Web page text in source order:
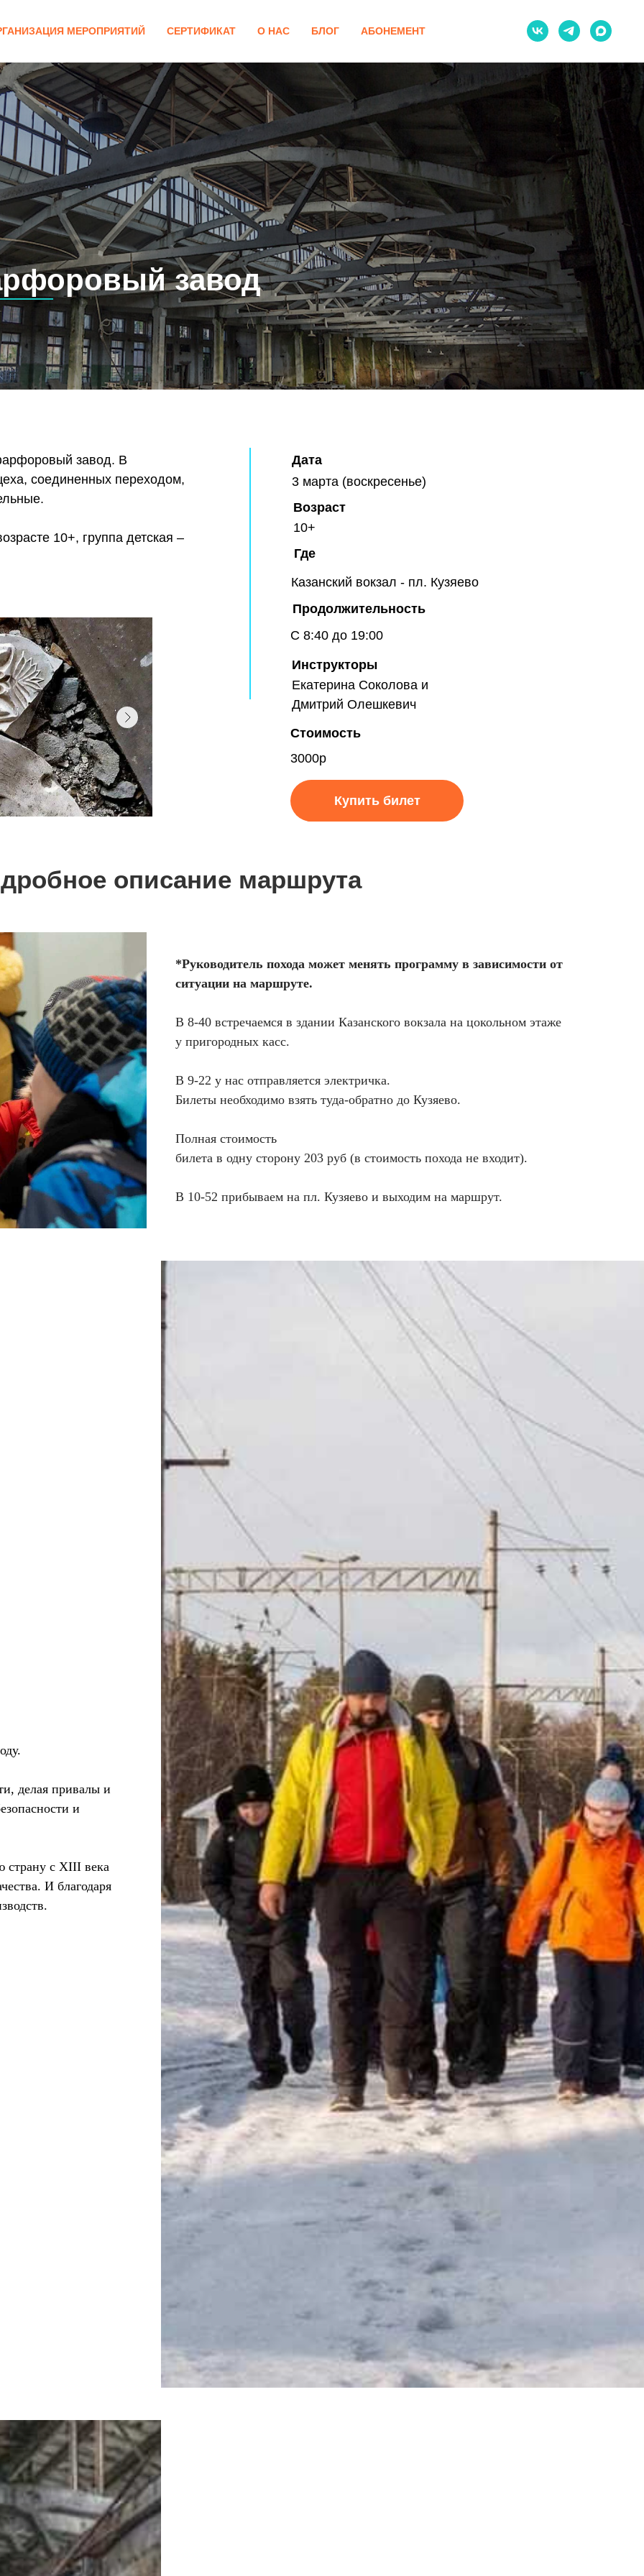
МЕРОПРИЯТИЙ СЕРТИФИКАТ О НАС БЛОГ АБОНЕМЕНТ
завод
завод. В
соединенных переходом,
10+, группа детская –
Дата
Возраст
Где
Продолжительность
Стоимость
3000р
С 8:40 до 19:00
Казанский вокзал - пл. Кузяево
10+
3 марта (воскресенье)
Купить билет
Инструкторы
Екатерина Соколова и
Дмитрий Олешкевич
описание маршрута
*Руководитель похода может менять программу в зависимости от
ситуации на маршруте.
В 8-40 встречаемся в здании Казанского вокзала на цокольном этаже
у пригородных касс.
В 9-22 у нас отправляется электричка.
Билеты необходимо взять туда-обратно до Кузяево.
Полная стоимость
билета в одну сторону 203 руб (в стоимость похода не входит).
В 10-52 прибываем на пл. Кузяево и выходим на маршрут.
делая привалы и
и
страну с XIII века
И благодаря